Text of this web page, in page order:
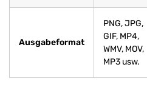
Ausgabeformat
PNG, JPG,
GIF, MP4,
WMV, MOV,
MP3 usw.